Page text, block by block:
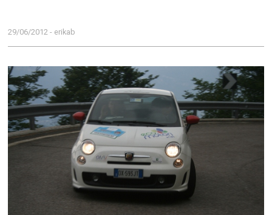
29/06/2012 - erikab